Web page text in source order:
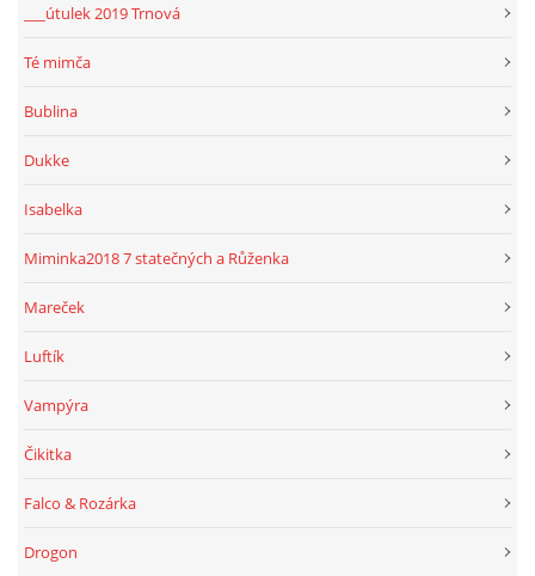
___útulek 2019 Trnová
Té mimča
Bublina
Dukke
Isabelka
Miminka2018 7 statečných a Růženka
Mareček
Luftík
Vampýra
Čikitka
Falco & Rozárka
Drogon